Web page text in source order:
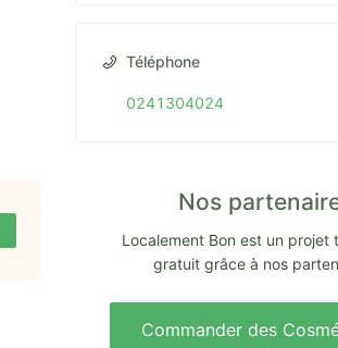
Téléphone
0241304024
Nos
Localement Bon est un projet
gratuit grâce à nos
Commander des